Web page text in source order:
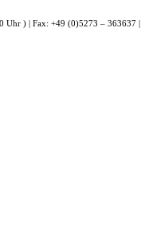
Uhr ) | Fax: +49 (0)5273 – 363637